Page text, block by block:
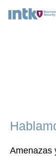
Amenazas